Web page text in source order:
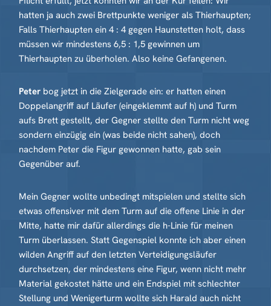
hatten ja auch zwei Brettpunkte weniger als Thierhaupten;
Falls Thierhaupten ein 4 : 4 gegen Haunstetten holt, dass
müssen wir mindestens 6,5 : 1,5 gewinnen um
Thierhaupten zu überholen. Also keine Gefangenen.
Peter bog jetzt in die Zielgerade ein: er hatten einen
Doppelangriff auf Läufer (eingeklemmt auf h) und Turm
aufs Brett gestellt, der Gegner stellte den Turm nicht weg
sondern einzügig ein (was beide nicht sahen), doch
nachdem Peter die Figur gewonnen hatte, gab sein
Gegenüber auf.
Mein Gegner wollte unbedingt mitspielen und stellte sich
etwas offensiver mit dem Turm auf die offene Linie in der
Mitte, hatte mir dafür allerdings die h-Linie für meinen
Turm überlassen. Statt Gegenspiel konnte ich aber einen
wilden Angriff auf den letzten Verteidigungsläufer
durchsetzen, der mindestens eine Figur, wenn nicht mehr
Material gekostet hätte und ein Endspiel mit schlechter
Stellung und Wenigerturm wollte sich Harald auch nicht